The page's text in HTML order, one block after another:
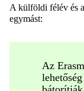
A külföldi félév és
egymást:
Az